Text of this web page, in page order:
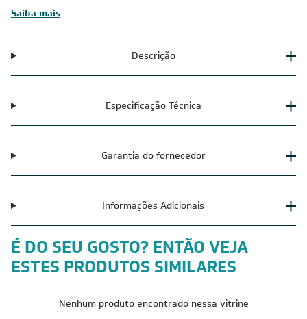
Saiba mais
Descrição
Especificação Técnica
Garantia do fornecedor
Informações Adicionais
É DO SEU GOSTO? ENTÃO VEJA
ESTES PRODUTOS SIMILARES
Nenhum produto encontrado nessa vitrine